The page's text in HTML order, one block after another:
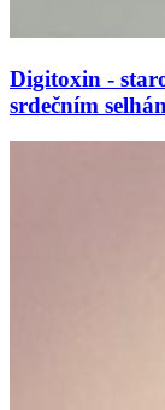
Digitoxin -
srdečním